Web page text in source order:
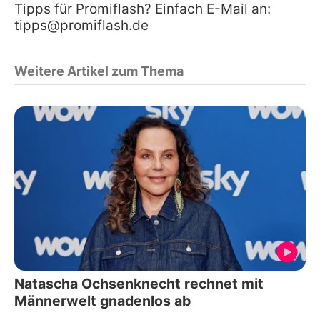
Tipps für Promiflash? Einfach E-Mail an:
tipps@promiflash.de
Weitere Artikel zum Thema
Natascha Ochsenknecht rechnet mit
Männerwelt gnadenlos ab